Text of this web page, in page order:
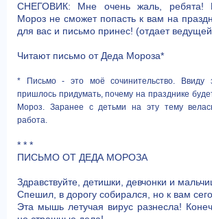
СНЕГОВИК: Мне очень жаль, ребята!
Мороз не сможет попасть к вам на
для вас и письмо принес! (отдает
Читают письмо от Деда Мороза*
* Письмо - это моё сочинительство. Ввиду
пришлось придумать, почему на празднике
Мороз. Заранее с детьми на эту тему
работа.
* * *
ПИСЬМО ОТ ДЕДА МОРОЗА
Здравствуйте, детишки, девчонки и
Спешил, в дорогу собирался, но к вам
Эта мышь летучая вирус разнесла!